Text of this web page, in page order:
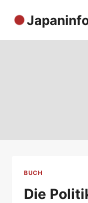
Inhalt
BUCH
Die